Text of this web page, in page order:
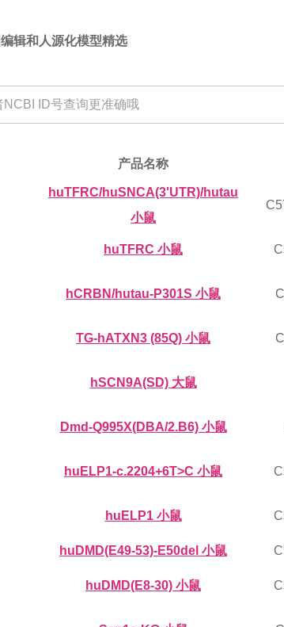
辑和人源化模型精选
产品名称
huTFRC/huSNCA(3'UTR)/hutau
小鼠
huTFRC 小鼠
hCRBN/hutau-P301S 小鼠
TG-hATXN3 (85Q) 小鼠
hSCN9A(SD) 大鼠
Dmd-Q995X(DBA/2.B6) 小鼠
huELP1-c.2204+6T>C 小鼠
huELP1 小鼠
huDMD(E49-53)-E50del 小鼠
huDMD(E8-30) 小鼠